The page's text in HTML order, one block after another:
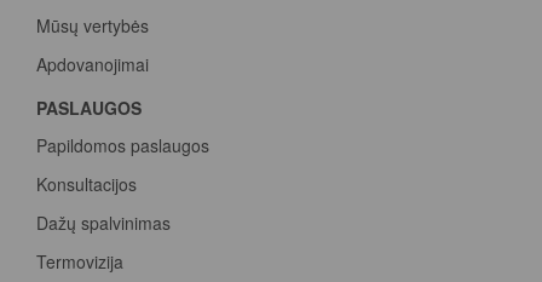
Mūsų vertybės
Apdovanojimai
PASLAUGOS
Papildomos paslaugos
Konsultacijos
Dažų spalvinimas
Termovizija